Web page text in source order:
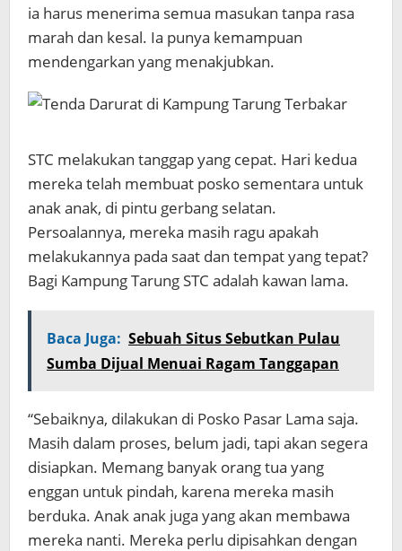
ia harus menerima semua masukan tanpa rasa
marah dan kesal. Ia punya kemampuan
mendengarkan yang menakjubkan.
STC melakukan tanggap yang cepat. Hari kedua
mereka telah membuat posko sementara untuk
anak anak, di pintu gerbang selatan.
Persoalannya, mereka masih ragu apakah
melakukannya pada saat dan tempat yang tepat?
Bagi Kampung Tarung STC adalah kawan lama.
Baca Juga: Sebuah Situs Sebutkan Pulau
Sumba Dijual Menuai Ragam Tanggapan
“Sebaiknya, dilakukan di Posko Pasar Lama saja.
Masih dalam proses, belum jadi, tapi akan segera
disiapkan. Memang banyak orang tua yang
enggan untuk pindah, karena mereka masih
berduka. Anak anak juga yang akan membawa
mereka nanti. Mereka perlu dipisahkan dengan